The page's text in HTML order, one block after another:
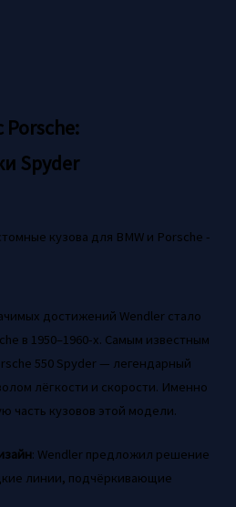
Porsche:
Spyder
достижений Wendler стало
в 1950–1960-х. Самым известным
550 Spyder — легендарный
лёгкости и скорости. Именно
часть кузовов этой модели.
: Wendler предложил решение
линии, подчёркивающие